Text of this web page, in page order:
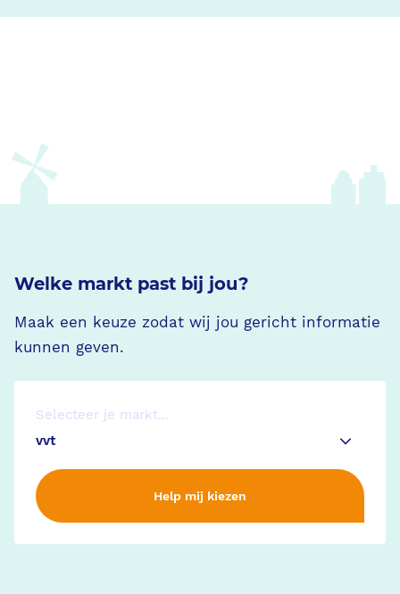
Welke markt past bij jou?
Maak een keuze zodat wij jou gericht informatie
kunnen geven.
Selecteer je markt...
Help mij kiezen